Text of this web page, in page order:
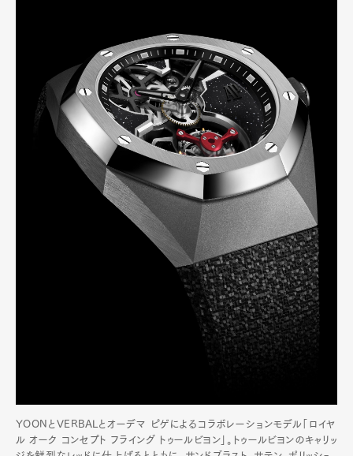
YOONとVERBALとオーデマ ピゲによるコラボレーションモデル「ロイヤ
ル オーク コンセプト フライング トゥールビヨン」。トゥールビヨンのキャリッ